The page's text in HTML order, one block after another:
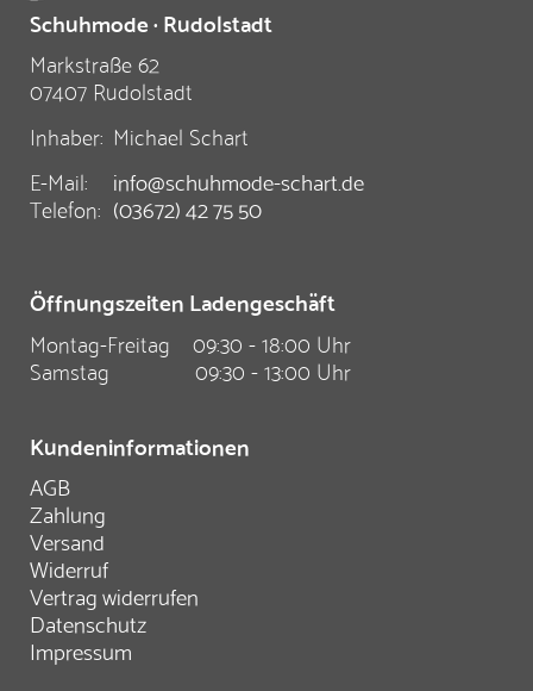
Schuhmode · Rudolstadt
Markstraße 62
07407 Rudolstadt
Inhaber: Michael Schart
E-Mail:
info@schuhmode-schart.de
Telefon: (03672) 42 75 50
Öffnungszeiten Ladengeschäft
Montag-Freitag
09:30 - 18:00 Uhr
Samstag
09:30 - 13:00 Uhr
Kundeninformationen
AGB
Zahlung
Versand
Widerruf
Vertrag widerrufen
Datenschutz
Impressum